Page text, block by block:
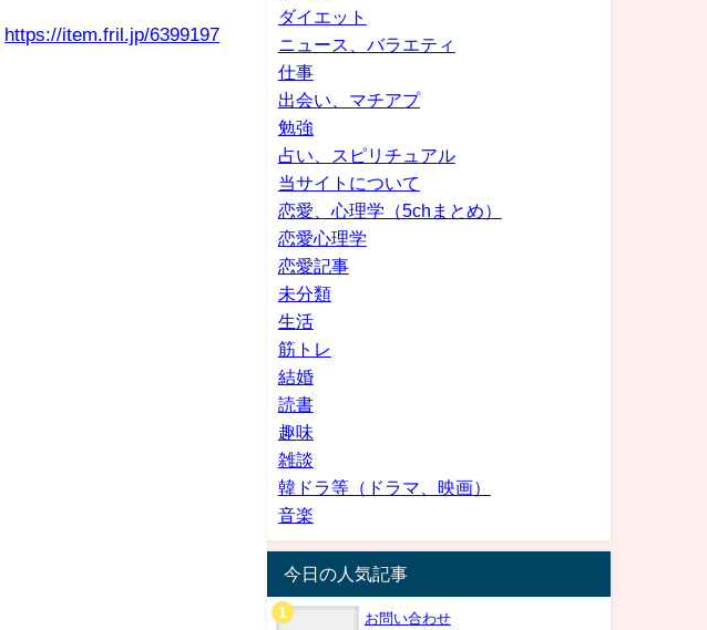
https://item.fril.jp/6399197
ダイエット
ニュース、バラエティ
仕事
出会い、マチアプ
勉強
占い、スピリチュアル
当サイトについて
恋愛、心理学（5chまとめ）
恋愛心理学
恋愛記事
未分類
生活
筋トレ
結婚
読書
趣味
雑談
韓ドラ等（ドラマ、映画）
音楽
今日の人気記事
お問い合わせ